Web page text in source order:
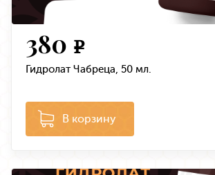
380 e
Гидролат Чабреца, 50 мл.
В корзину